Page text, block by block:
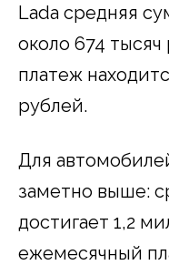
Lada средняя
около 674
платеж
рублей.
Для
заметно выше:
достигает 1,2
ежемесячный